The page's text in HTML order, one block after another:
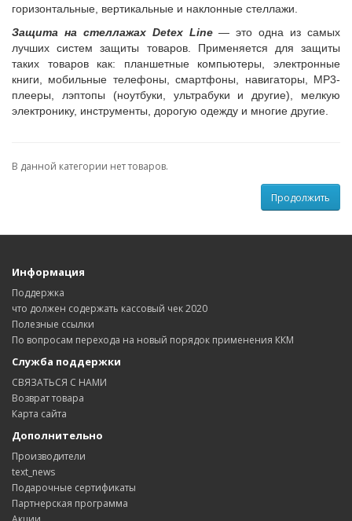
горизонтальные, вертикальные и наклонные стеллажи.
Защита на стеллажах Detex Line— это одна из самых
лучших систем защиты товаров. Применяется для защиты
таких товаров как: планшетные компьютеры, электронные
книги, мобильные телефоны, смартфоны, навигаторы, MP3-
плееры, лэптопы (ноутбуки, ультрабуки и другие), мелкую
электронику, инструменты, дорогую одежду и многие другие.
В данной категории нет товаров.
Продолжить
Информация
Поддержка
что должен содержать кассовый чек 2020
Полезные ссылки
По вопросам перехода на новый порядок применения ККМ
Служба поддержки
СВЯЗАТЬСЯ С НАМИ
Возврат товара
Карта сайта
Дополнительно
Производители
text_news
Подарочные сертификаты
Партнерская программа